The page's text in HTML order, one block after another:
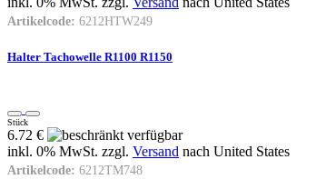
Artikelcode: 6212HTW249
Halter Tachowelle R1100 R1150
Stück
6.72 €
inkl. 0% MwSt. zzgl. Versand nach United States
Artikelcode: 6212TM748